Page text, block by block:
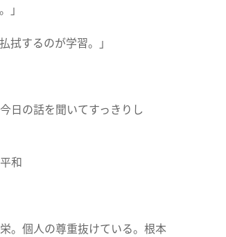
」
するのが学習。」
日の話を聞いてすっきりし
和
。個人の尊重抜けている。根本